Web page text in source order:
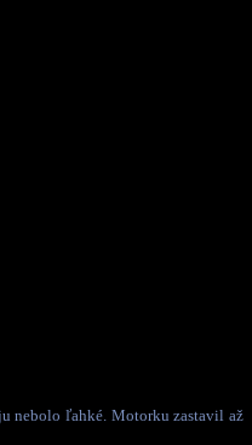
nebolo ľahké. Motorku zastavil až